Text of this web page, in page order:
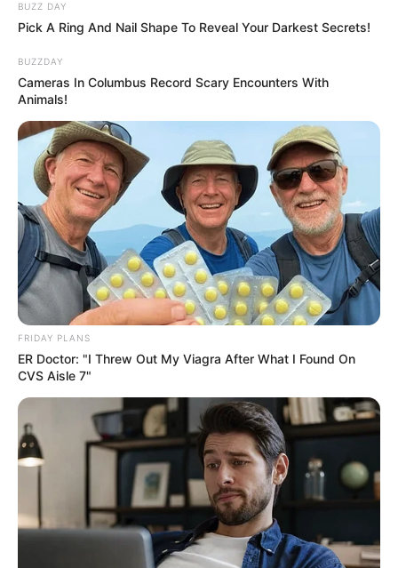
Guatemala Dental
Neuropathy Has Linked To A Common Habit. Do
You Do It?
NERVE FLOW
BUZZ DAY
Pick A Ring And Nail Shape To Reveal Your Darkest Secrets!
BUZZDAY
Cameras In Columbus Record Scary Encounters With
Animals!
FRIDAY PLANS
ER Doctor: "I Threw Out My Viagra After What I Found On
CVS Aisle 7"